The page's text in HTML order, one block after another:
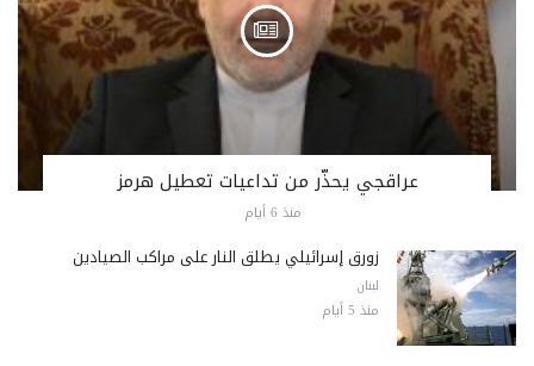
عراقجي يحذّر من تداعيات تعطيل هرمز
منذ 6 أيام
زورق إسرائيلي يطلق النار على مراكب الصيادين
لبنان
منذ 5 أيام